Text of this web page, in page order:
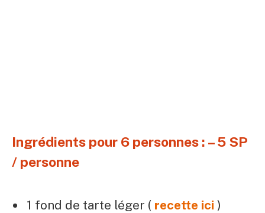
Ingrédients pour 6 personnes : – 5 SP
/ personne
1 fond de tarte léger ( recette ici )